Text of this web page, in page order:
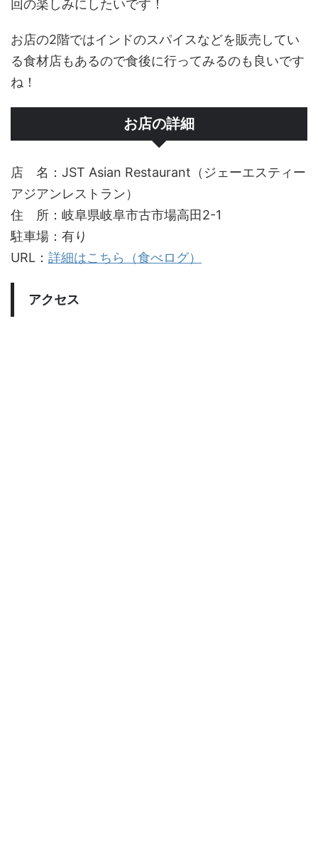
回の楽しみにしたいです！
お店の2階ではインドのスパイスなどを販売してい
る食材店もあるので食後に行ってみるのも良いです
ね！
お店の詳細
店 名：JST Asian Restaurant（ジェーエスティー
アジアンレストラン）
住 所：岐阜県岐阜市古市場高田2-1
駐車場：有り
URL： 詳細はこちら（食べログ）
アクセス